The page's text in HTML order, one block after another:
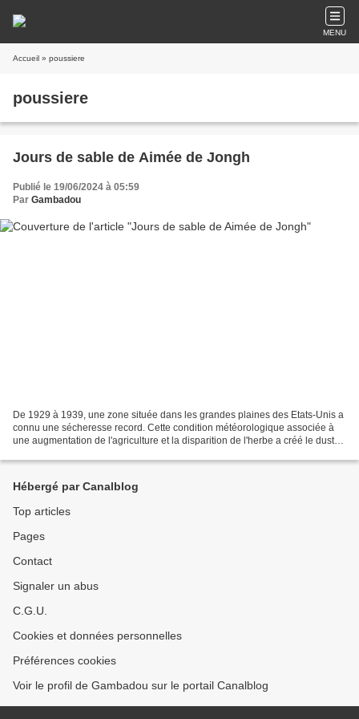
MENU
Accueil » poussiere
poussiere
Jours de sable de Aimée de Jongh
Publié le 19/06/2024 à 05:59
Par Gambadou
De 1929 à 1939, une zone située dans les grandes plaines des Etats-Unis a
connu une sécheresse record. Cette condition météorologique associée à
une augmentation de l'agriculture et la disparition de l'herbe a créé le dust
Hébergé par Canalblog
Top articles
Pages
Contact
Signaler un abus
C.G.U.
Cookies et données personnelles
Préférences cookies
Voir le profil de Gambadou sur le portail Canalblog